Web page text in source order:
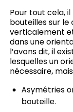
Pour tout cela,
bouteilles sur le
verticalement
dans une
l’avons dit, il
lesquelles un
nécessaire,
Asymétries
bouteille.